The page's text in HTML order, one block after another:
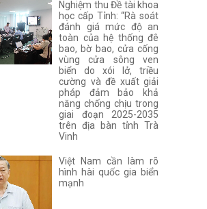
Nghiệm thu Đề tài khoa
học cấp Tỉnh: “Rà soát
đánh giá mức độ an
toàn của hệ thống đê
bao, bờ bao, cửa cống
vùng cửa sông ven
biển do xói lở, triều
cường và đề xuất giải
pháp đảm bảo khả
năng chống chịu trong
giai đoạn 2025-2035
trên địa bàn tỉnh Trà
Vinh
Việt Nam cần làm rõ
hình hài quốc gia biển
mạnh